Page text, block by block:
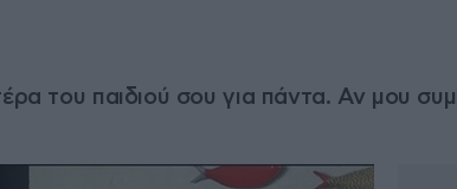
του παιδιού σου για πάντα. Αν μου